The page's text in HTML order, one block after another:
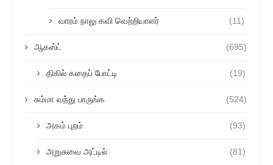
வாரம் நாலு கவி வெற்றியாளர் (11)
ஆகஸ்ட் (695)
திகில் கதைப் போட்டி (19)
சும்மா வந்து பாருங்க (524)
அகம் புறம் (93)
அறுசுவை அட்டில் (81)